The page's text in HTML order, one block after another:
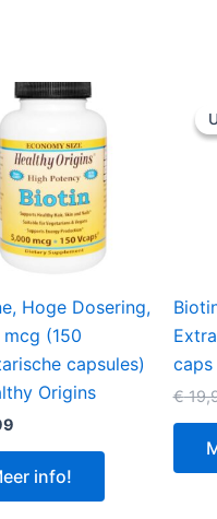
Hoge Dosering,
(150
capsules)
Origins
info!
caps
€